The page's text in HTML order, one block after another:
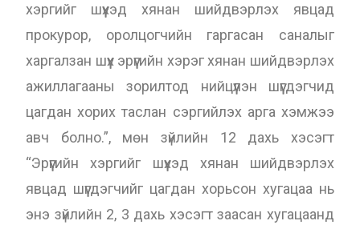
хэргийг шүүхэд хянан шийдвэрлэх явцад
прокурор, оролцогчийн гаргасан саналыг
харгалзан шүүх эрүүгийн хэрэг хянан шийдвэрлэх
ажиллагааны зорилтод нийцүүлэн шүүгдэгчид
цагдан хорих таслан сэргийлэх арга хэмжээ
авч болно.”, мөн зүйлийн 12 дахь хэсэгт
“Эрүүгийн хэргийг шүүхэд хянан шийдвэрлэх
явцад шүүгдэгчийг цагдан хорьсон хугацаа нь
энэ зүйлийн 2, 3 дахь хэсэгт заасан хугацаанд